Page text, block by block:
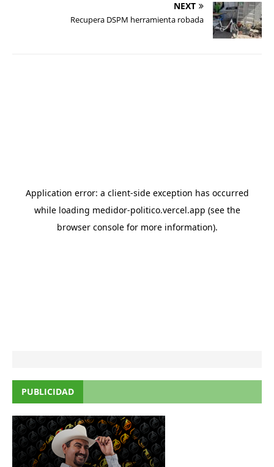
NEXT
Recupera DSPM herramienta robada
PUBLICIDAD